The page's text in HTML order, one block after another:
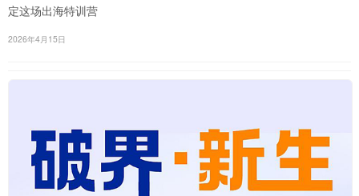
定这场出海特训营
2026年4月15日